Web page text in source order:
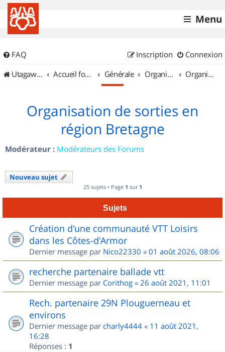
Menu
FAQ Connexion
Inscription
UtagawaVTT (Randos VTT et VTTAE avec traces GPS)
Accueil forum Générale Organisation de sorties & Recherche de partenaires Organisation de sorties en région Bretagne
Organisation de sorties en
région Bretagne
Modérateur : Modérateurs des Forums
Nouveau sujet
25 sujets • Page 1 sur 1
Sujets
Création d'une communauté VTT Loisirs
dans les Côtes-d'Armor
Dernier message par Nico22330 « 01 août 2026, 08:06
recherche partenaire ballade vtt
Dernier message par Corithog « 26 août 2021, 11:01
Rech. partenaire 29N Plouguerneau et
environs
Dernier message par charly4444 « 11 août 2021,
16:28
Réponses : 1